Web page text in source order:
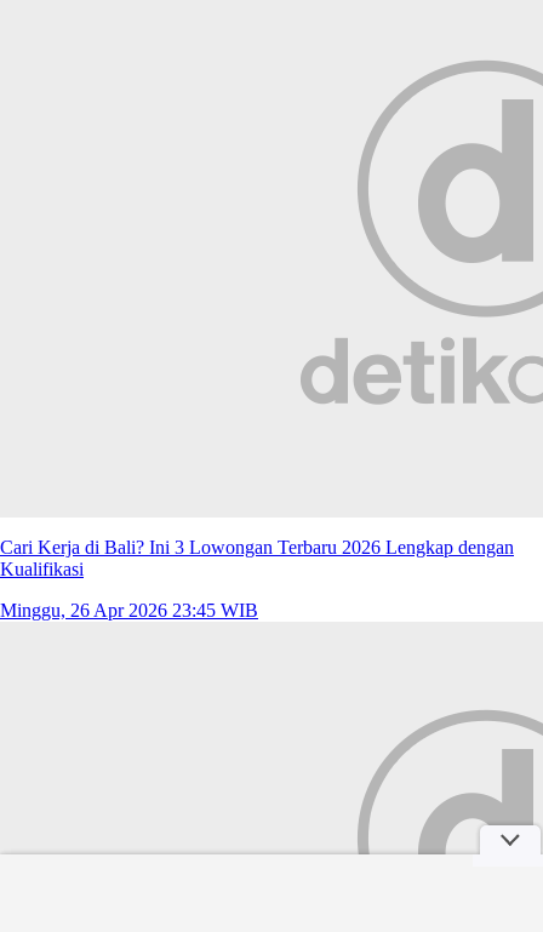
Cari Kerja di Bali? Ini 3 Lowongan Terbaru 2026 Lengkap dengan
Kualifikasi
Minggu, 26 Apr 2026 23:45 WIB